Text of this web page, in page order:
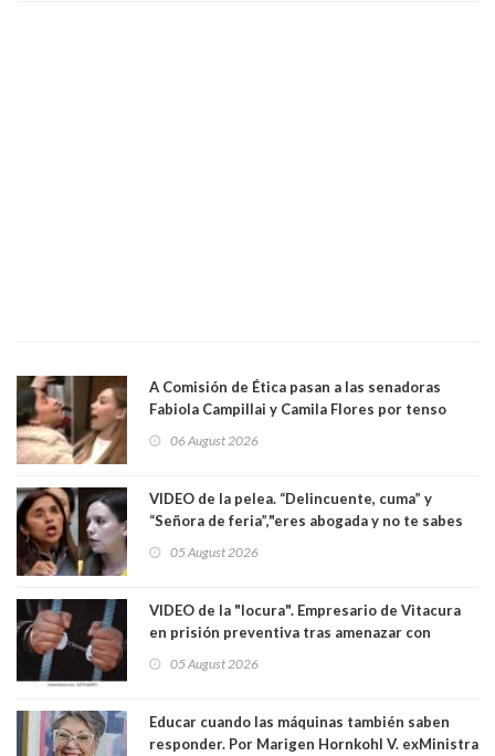
A Comisión de Ética pasan a las senadoras
Fabiola Campillai y Camila Flores por tenso
06 August 2026
VIDEO de la pelea. “Delincuente, cuma” y
“Señora de feria”,"eres abogada y no te sabes
senadoras Camila Flores y Fabiola Campillai en
05 August 2026
VIDEO de la "locura". Empresario de Vitacura
en prisión preventiva tras amenazar con
Los persiguió en potente camioneta
05 August 2026
Educar cuando las máquinas también saben
responder. Por Marigen Hornkohl V. exMinistra